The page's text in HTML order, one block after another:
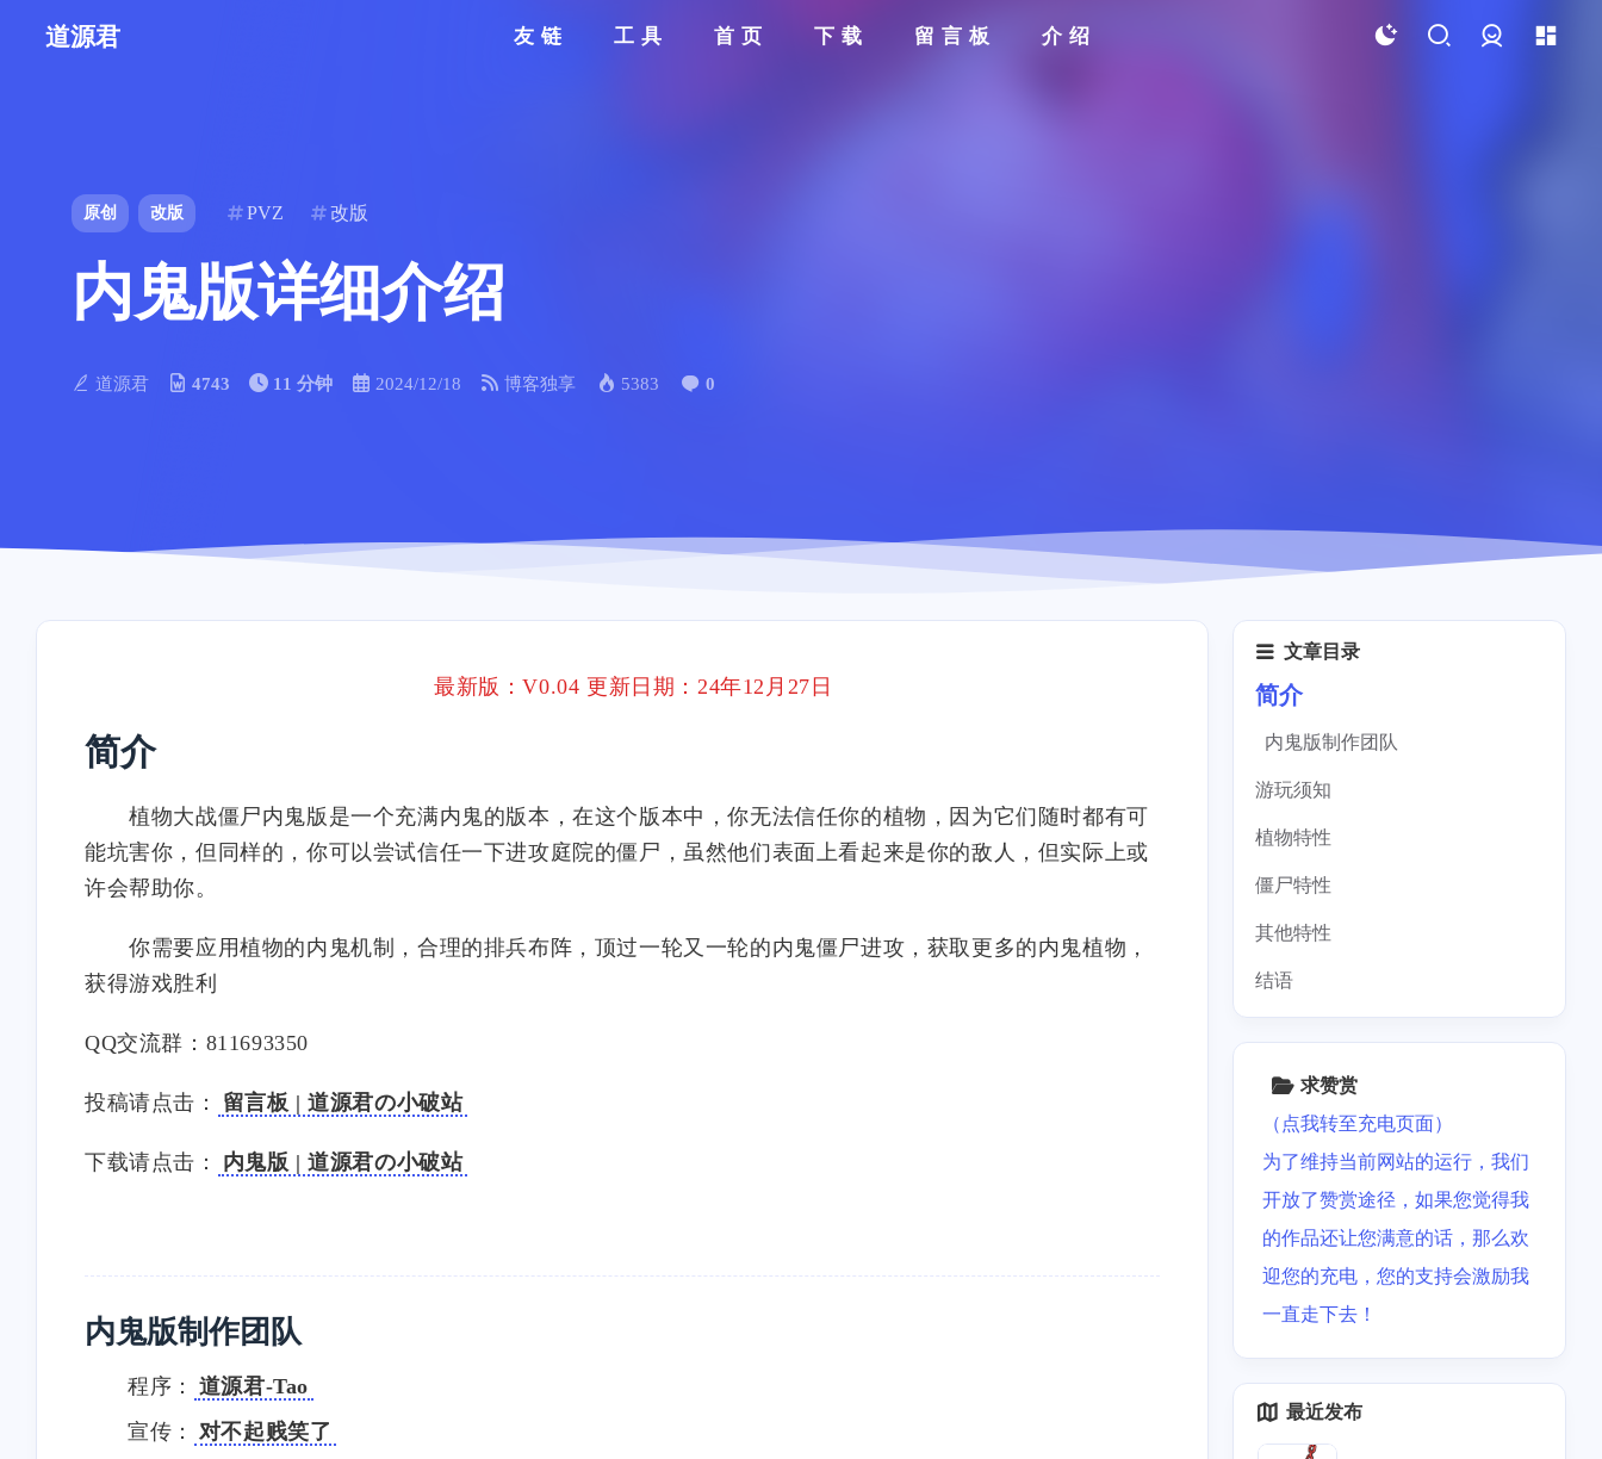
道源君 友链 工具 首页 下载 留言板 介绍
原创 改版 PVZ 改版
内鬼版详细介绍
道源君 4743 11 分钟 2024/12/18 博客独享 5383 0
最新版：V0.04 更新日期：24年12月27日
简介
植物大战僵尸内鬼版是一个充满内鬼的版本，在这个版本中，你无法信任你的植物，因为它们随时都有可
能坑害你，但同样的，你可以尝试信任一下进攻庭院的僵尸，虽然他们表面上看起来是你的敌人，但实际上或
许会帮助你。
你需要应用植物的内鬼机制，合理的排兵布阵，顶过一轮又一轮的内鬼僵尸进攻，获取更多的内鬼植物，
获得游戏胜利
QQ交流群：811693350
投稿请点击： 留言板 | 道源君の小破站
下载请点击： 内鬼版 | 道源君の小破站
内鬼版制作团队
程序：
道源君-Tao
宣传：
对不起贱笑了
文章目录
简介
内鬼版制作团队
游玩须知
植物特性
僵尸特性
其他特性
结语
求赞赏
（点我转至充电页面）
为了维持当前网站的运行，我们
开放了赞赏途径，如果您觉得我
的作品还让您满意的话，那么欢
迎您的充电，您的支持会激励我
一直走下去！
最近发布